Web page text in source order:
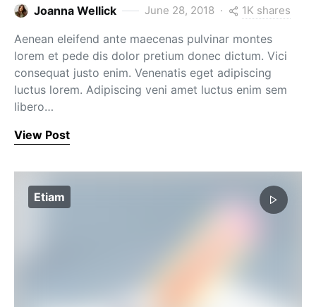
Joanna Wellick June 28, 2018 1K shares
Aenean eleifend ante maecenas pulvinar montes
lorem et pede dis dolor pretium donec dictum. Vici
consequat justo enim. Venenatis eget adipiscing
luctus lorem. Adipiscing veni amet luctus enim sem
libero…
View Post
Etiam